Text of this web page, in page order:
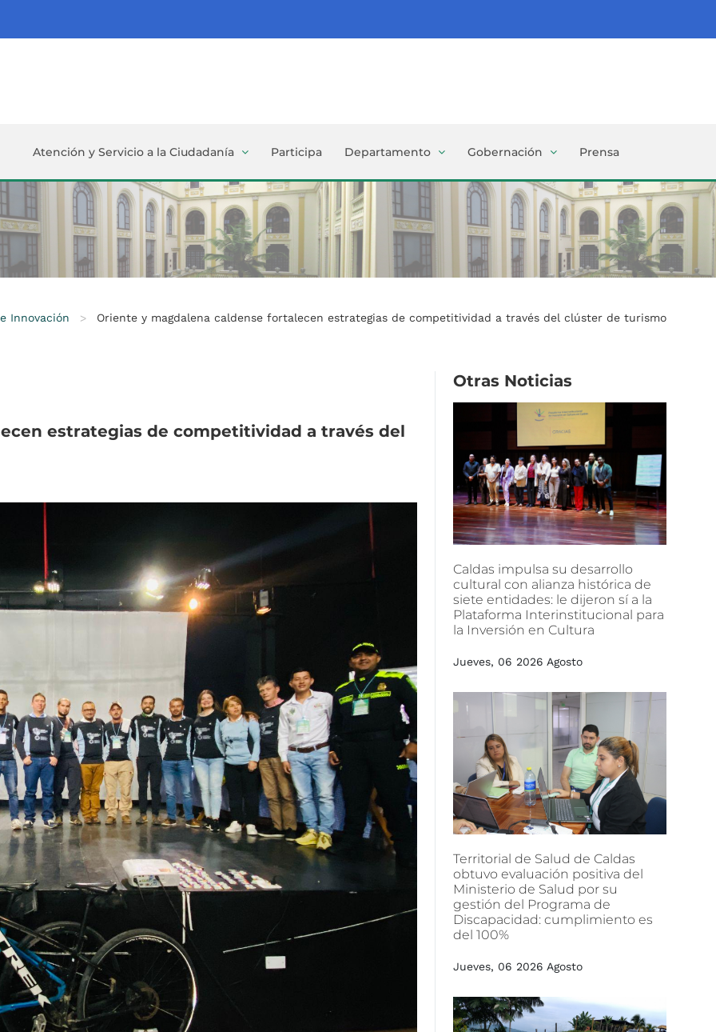
Atención y Servicio a la Ciudadanía Participa Departamento Gobernación Prensa
Innovación > Oriente y magdalena caldense fortalecen estrategias de competitividad a través del clúster de turismo
estrategias de competitividad a través del
Otras Noticias
Caldas impulsa su desarrollo
cultural con alianza histórica de
siete entidades: le dijeron sí a la
Plataforma Interinstitucional para
la Inversión en Cultura
Jueves, 06 2026 Agosto
Territorial de Salud de Caldas
obtuvo evaluación positiva del
Ministerio de Salud por su
gestión del Programa de
Discapacidad: cumplimiento es
del 100%
Jueves, 06 2026 Agosto